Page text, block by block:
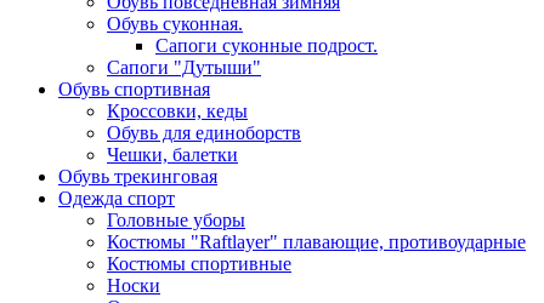
Обувь суконная.
Сапоги суконные подрост.
Сапоги "Дутыши"
Обувь спортивная
Кроссовки, кеды
Обувь для единоборств
Чешки, балетки
Обувь трекинговая
Одежда спорт
Головные уборы
Костюмы "Raftlayer" плавающие, противоударные
Костюмы спортивные
Носки